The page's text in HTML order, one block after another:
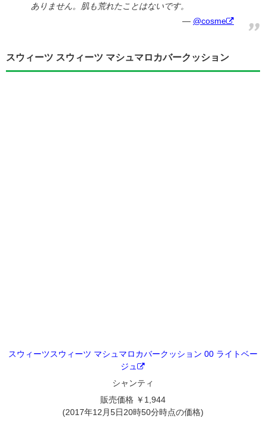
ありません。肌も荒れたことはないです。
@cosme
スウィーツ スウィーツ マシュマロカバークッション
スウィーツスウィーツ マシュマロカバークッション 00 ライトベー
ジュ
シャンティ
販売価格 ￥1,944
(2017年12月5日20時50分時点の価格)